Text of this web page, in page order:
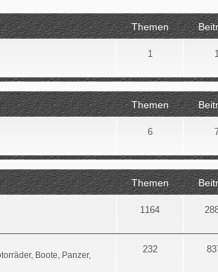
Themen
1 1
Themen
6
Themen
1164
Boote, Panzer,
232